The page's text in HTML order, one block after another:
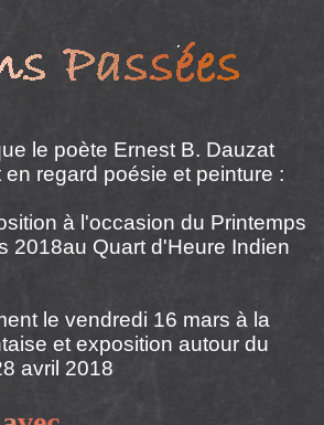
le poète Ernest B. Dauzat
regard poésie et peinture :
à l'occasion du Printemps
2018au Quart d'Heure Indien
le vendredi 16 mars à la
et exposition autour du
avril 2018